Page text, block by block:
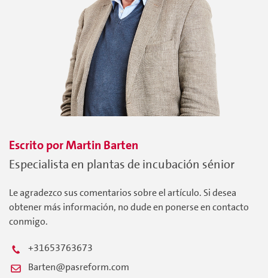
Escrito porMartin Barten
Especialista en plantas de incubación sénior
Le agradezco sus comentarios sobre el artículo. Si desea
obtener más información, no dude en ponerse en contacto
conmigo.
+31653763673
Barten@pasreform.com